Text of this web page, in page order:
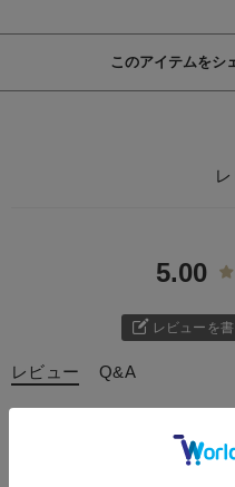
このアイテムをシ
5.00
レビューを書
レビュー Q&A